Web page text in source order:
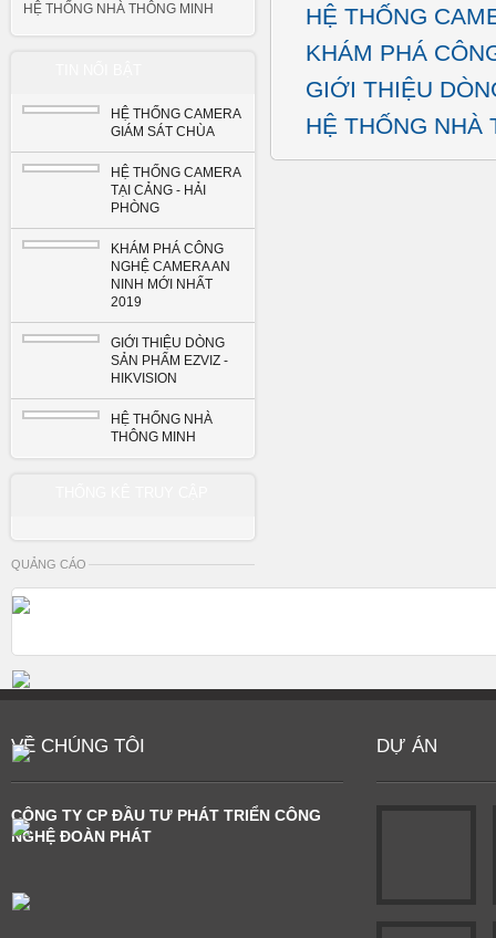
HỆ THỐNG NHÀ THÔNG MINH
HỆ THỐNG CAMERA
GIÁM SÁT CHÙA
HỆ THỐNG CAMERA
TẠI CẢNG - HẢI
PHÒNG
KHÁM PHÁ CÔNG
NGHỆ CAMERA AN
NINH MỚI NHẤT
2019
GIỚI THIỆU DÒNG
SẢN PHẨM EZVIZ -
HIKVISION
HỆ THỐNG NHÀ
THÔNG MINH
QUẢNG CÁO
HỆ THỐNG
KHÁM PHÁ
GIỚI THIỆU
HỆ THỐNG NHÀ
VỀ CHÚNG TÔI
CÔNG TY CP ĐẦU TƯ PHÁT TRIỂN CÔNG
NGHỆ ĐOÀN PHÁT
DỰ ÁN